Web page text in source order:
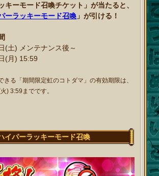
キーモード召喚チケット」が当たると、
ーラッキーモード召喚 」が引ける！
(土) メンテナンス後～
(月) 15:59
る「期間限定虹のコトダマ」の有効期限は、
) 3:59までです。
イパーラッキーモード召喚